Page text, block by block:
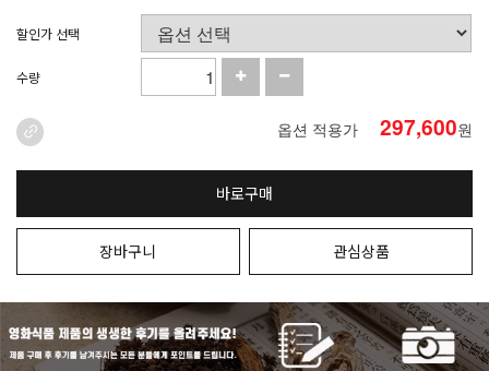
할인가 선택
수량
옵션 적용가 297,600원
바로구매
장바구니 관심상품